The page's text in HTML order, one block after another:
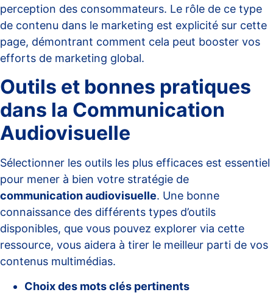
perception des consommateurs. Le rôle de ce type
de contenu dans le marketing est explicité sur cette
page, démontrant comment cela peut booster vos
efforts de marketing global.
Outils et bonnes pratiques
dans la Communication
Audiovisuelle
Sélectionner les outils les plus efficaces est essentiel
pour mener à bien votre stratégie de
communication audiovisuelle. Une bonne
connaissance des différents types d’outils
disponibles, que vous pouvez explorer via cette
ressource, vous aidera à tirer le meilleur parti de vos
contenus multimédias.
Choix des mots clés pertinents